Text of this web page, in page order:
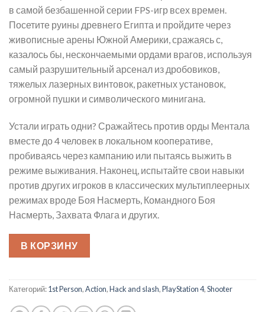
в самой безбашенной серии FPS-игр всех времен.
Посетите руины древнего Египта и пройдите через
живописные арены Южной Америки, сражаясь с,
казалось бы, нескончаемыми ордами врагов, используя
самый разрушительный арсенал из дробовиков,
тяжелых лазерных винтовок, ракетных установок,
огромной пушки и символического минигана.
Устали играть одни? Сражайтесь против орды Ментала
вместе до 4 человек в локальном кооперативе,
пробиваясь через кампанию или пытаясь выжить в
режиме выживания. Наконец, испытайте свои навыки
против других игроков в классических мультиплеерных
режимах вроде Боя Насмерть, Командного Боя
Насмерть, Захвата Флага и других.
В КОРЗИНУ
Категорий:1st Person,Action,Hack and slash,PlayStation 4,Shooter